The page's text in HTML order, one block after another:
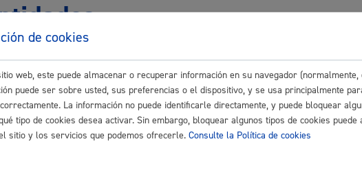
Vivienda y
actividades de ocio y cultura
Acceso a Zona de Bajas Emisiones (ZBE) a matrículas extranjeras
de cookies
web, este puede almacenar o recuperar información en su navegador (normalmente,
puede ser sobre usted, sus preferencias o el dispositivo, y se usa principalmente
La información no puede identificarle directamente, y puede bloquear
tipo de cookies desea activar. Sin embargo, bloquear algunos tipos de cookies puede
sitio y los servicios que podemos ofrecerle. Consulte la Política de cookies